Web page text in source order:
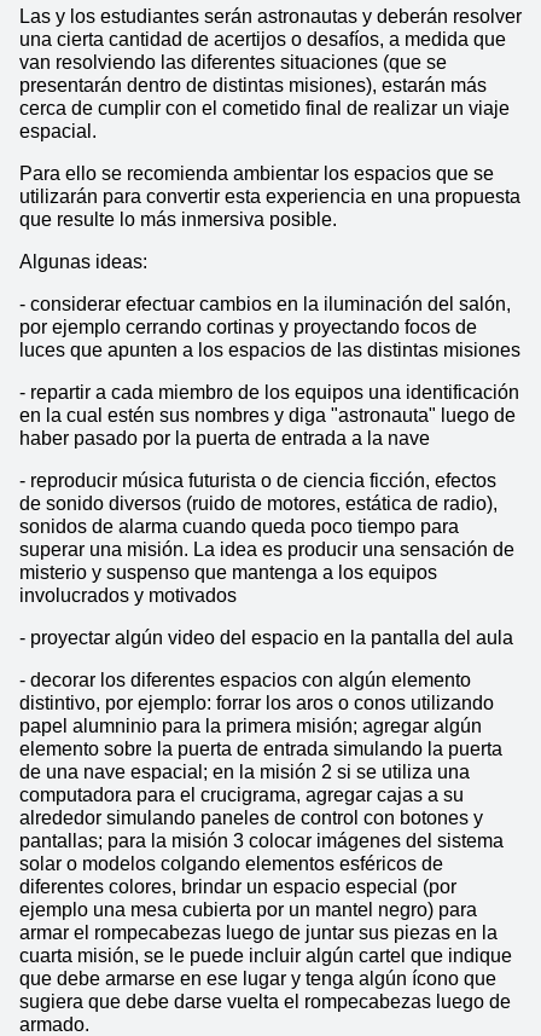
Las y los estudiantes serán astronautas y deberán resolver
una cierta cantidad de acertijos o desafíos, a medida que
van resolviendo las diferentes situaciones (que se
presentarán dentro de distintas misiones), estarán más
cerca de cumplir con el cometido final de realizar un viaje
espacial.
Para ello se recomienda ambientar los espacios que se
utilizarán para convertir esta experiencia en una propuesta
que resulte lo más inmersiva posible.
Algunas ideas:
- considerar efectuar cambios en la iluminación del salón,
por ejemplo cerrando cortinas y proyectando focos de
luces que apunten a los espacios de las distintas misiones
- repartir a cada miembro de los equipos una identificación
en la cual estén sus nombres y diga "astronauta" luego de
haber pasado por la puerta de entrada a la nave
- reproducir música futurista o de ciencia ficción, efectos
de sonido diversos (ruido de motores, estática de radio),
sonidos de alarma cuando queda poco tiempo para
superar una misión. La idea es producir una sensación de
misterio y suspenso que mantenga a los equipos
involucrados y motivados
- proyectar algún video del espacio en la pantalla del aula
- decorar los diferentes espacios con algún elemento
distintivo, por ejemplo: forrar los aros o conos utilizando
papel alumninio para la primera misión; agregar algún
elemento sobre la puerta de entrada simulando la puerta
de una nave espacial; en la misión 2 si se utiliza una
computadora para el crucigrama, agregar cajas a su
alrededor simulando paneles de control con botones y
pantallas; para la misión 3 colocar imágenes del sistema
solar o modelos colgando elementos esféricos de
diferentes colores, brindar un espacio especial (por
ejemplo una mesa cubierta por un mantel negro) para
armar el rompecabezas luego de juntar sus piezas en la
cuarta misión, se le puede incluir algún cartel que indique
que debe armarse en ese lugar y tenga algún ícono que
sugiera que debe darse vuelta el rompecabezas luego de
armado.